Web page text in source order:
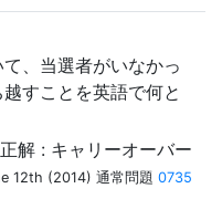
、当選者がいなかっ
すことを英語で何と
正解 : キャリーオーバー
12th (2014) 通常問題 0735